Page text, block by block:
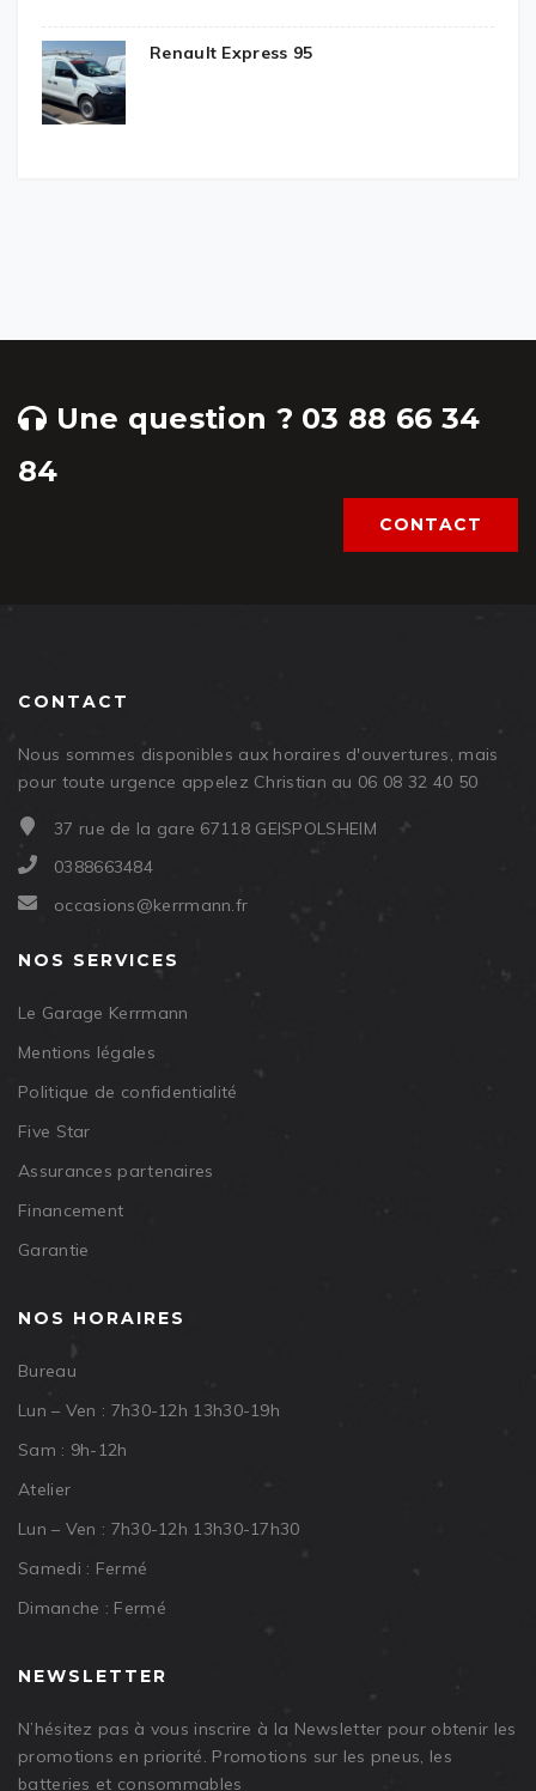
Renault Express 95
Une question ? 03 88 66 34
84
CONTACT
CONTACT
Nous sommes disponibles aux horaires d'ouvertures, mais
pour toute urgence appelez Christian au 06 08 32 40 50
37 rue de la gare 67118 GEISPOLSHEIM
0388663484
occasions@kerrmann.fr
NOS SERVICES
Le Garage Kerrmann
Mentions légales
Politique de confidentialité
Five Star
Assurances partenaires
Financement
Garantie
NOS HORAIRES
Bureau
Lun – Ven : 7h30-12h 13h30-19h
Sam : 9h-12h
Atelier
Lun – Ven : 7h30-12h 13h30-17h30
Samedi : Fermé
Dimanche : Fermé
NEWSLETTER
N’hésitez pas à vous inscrire à la Newsletter pour obtenir les
promotions en priorité. Promotions sur les pneus, les
batteries et consommables